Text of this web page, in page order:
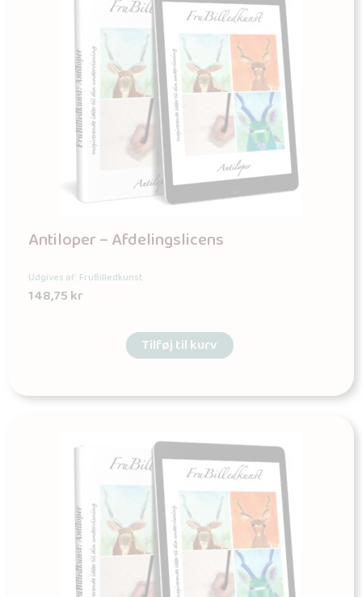
Antiloper – Afdelingslicens
Udgives af: FruBilledkunst
148,75kr
Tilføj til kurv